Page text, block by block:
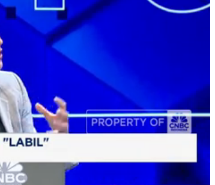
Niaga, Hernaman Tandianto mengapresiasi
Namun seiring dengan masih tingginya
Rp16.700-Rp17.000 per Dolar AS dalam
dagang AS-China masih dipandang sebagai
perang dagang? Selengkapnya simak dialog
Distribution
PT Bank CIMB Niaga Tbk (BNGA),
(Jum'at, 11/04/2025)